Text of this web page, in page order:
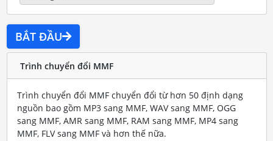
BẮT ĐẦU
Trình chuyển đổi MMF
Trình chuyển đổi MMF chuyển đổi từ hơn 50 định dạng
nguồn bao gồm MP3 sang MMF, WAV sang MMF, OGG
sang MMF, AMR sang MMF, RAM sang MMF, MP4 sang
MMF, FLV sang MMF và hơn thế nữa.